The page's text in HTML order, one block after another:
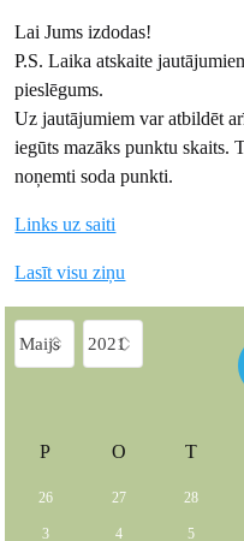
Lai Jums izdodas!
P.S. Laika atskaite
pieslēgums.
Uz jautājumiem var atbildēt
iegūts mazāks punktu skaits.
noņemti soda punkti.
Links uz saiti
Lasīt visu ziņu
P O T
26 27 28
3 4 5